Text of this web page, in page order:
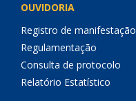
OUVIDORIA
Registro de manifestação
Regulamentação
Consulta de protocolo
Relatório Estatístico